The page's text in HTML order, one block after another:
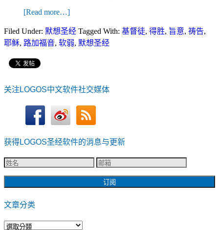
[Read more…]
Filed Under: 默想圣经 Tagged With: 基督徒, 得胜, 旨意, 祷告,
耶稣, 路加福音, 软弱, 默想圣经
关注LOGOS中文软件社交媒体
获得LOGOS圣经软件的消息与更新
文章分类
文